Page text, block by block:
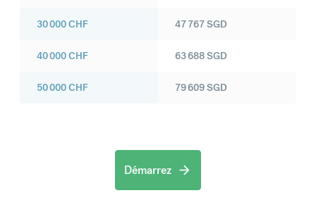
30 000CHF
40 000CHF
50 000CHF
47 767SGD
63 688SGD
79 609SGD
Démarrez